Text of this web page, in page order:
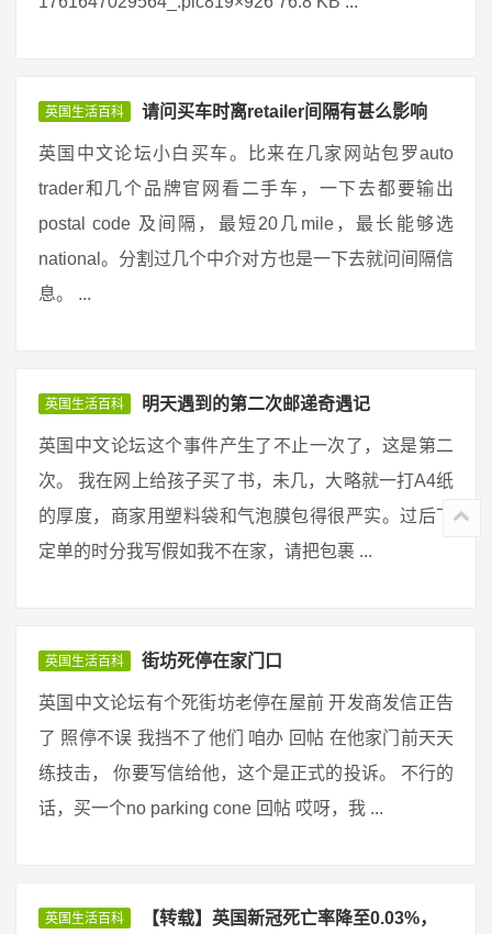
英国生活百科 请问买车时离retailer间隔有甚么影响
英国中文论坛小白买车。比来在几家网站包罗auto
trader和几个品牌官网看二手车，一下去都要输出
postal code 及间隔，最短20几mile，最长能够选
national。分割过几个中介对方也是一下去就问间隔信
息。 ...
英国生活百科 明天遇到的第二次邮递奇遇记
英国中文论坛这个事件产生了不止一次了，这是第二
次。 我在网上给孩子买了书，未几，大略就一打A4纸
的厚度，商家用塑料袋和气泡膜包得很严实。过后下
定单的时分我写假如我不在家，请把包裹 ...
英国生活百科 街坊死停在家门口
英国中文论坛有个死街坊老停在屋前 开发商发信正告
了 照停不误 我挡不了他们 咱办 回帖 在他家门前天天
练技击， 你要写信给他，这个是正式的投诉。 不行的
话，买一个no parking cone 回帖 哎呀，我 ...
英国生活百科
【转载】英国新冠死亡率降至0.03%，